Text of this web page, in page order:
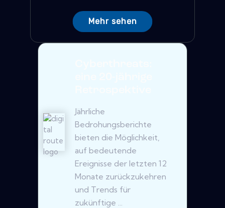
Mehr sehen
Jährliche
Bedrohungsberichte
bieten die Möglichkeit,
auf bedeutende
Ereignisse der letzten 12
Monate zurückzukehren
und Trends für
zukünftige ...